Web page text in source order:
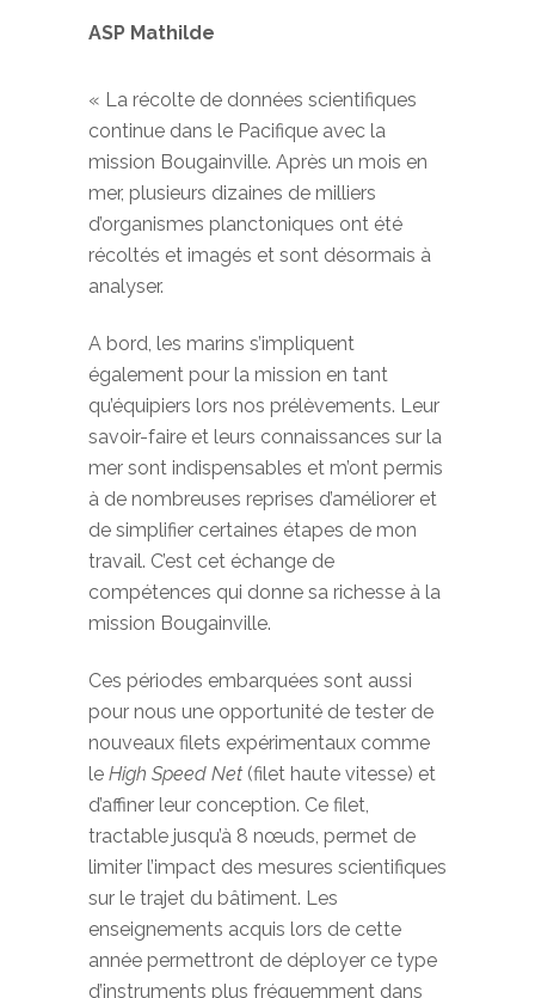
ASP Mathilde
« La récolte de données scientifiques
continue dans le Pacifique avec la
mission Bougainville. Après un mois en
mer, plusieurs dizaines de milliers
d’organismes planctoniques ont été
récoltés et imagés et sont désormais à
analyser.
A bord, les marins s’impliquent
également pour la mission en tant
qu’équipiers lors nos prélèvements. Leur
savoir-faire et leurs connaissances sur la
mer sont indispensables et m’ont permis
à de nombreuses reprises d’améliorer et
de simplifier certaines étapes de mon
travail. C’est cet échange de
compétences qui donne sa richesse à la
mission Bougainville.
Ces périodes embarquées sont aussi
pour nous une opportunité de tester de
nouveaux filets expérimentaux comme
le High Speed Net (filet haute vitesse) et
d’affiner leur conception. Ce filet,
tractable jusqu’à 8 nœuds, permet de
limiter l’impact des mesures scientifiques
sur le trajet du bâtiment. Les
enseignements acquis lors de cette
année permettront de déployer ce type
d’instruments plus fréquemment dans